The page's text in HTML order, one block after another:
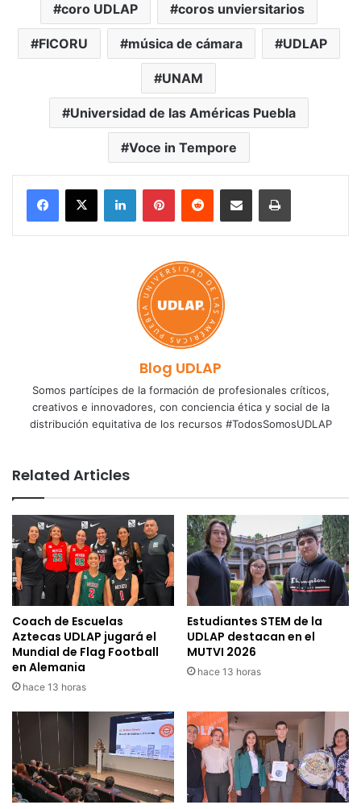
coro UDLAP coros unviersitarios
FICORU música de cámara UDLAP
UNAM
Universidad de las Américas Puebla
Voce in Tempore
LinkedInPinterestReddit Share via Email Print
Blog UDLAP
Somos partícipes de la formación de profesionales críticos,
creativos e innovadores, con conciencia ética y social de la
distribución equitativa de los recursos #TodosSomosUDLAP
Related Articles
Coach de Escuelas
Aztecas UDLAP jugará el
Mundial de Flag Football
en Alemania
hace 13 horas
Estudiantes STEM de la
UDLAP destacan en el
MUTVI 2026
hace 13 horas